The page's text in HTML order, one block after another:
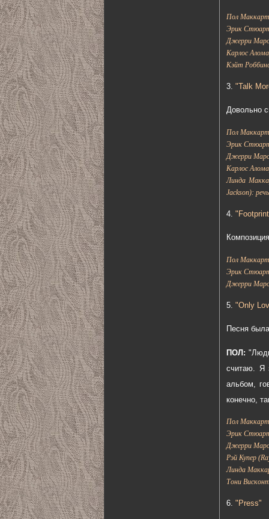
Пол
Эрик
Джерри
Карлос
Кэйт
3. "Talk
Довольно
Пол
Эрик
Джерри
Карлос
Линда
Jackson): речь
4.
Пол
Эрик
Джерри
5. "Only
Песня
ПОЛ:
считаю. Я
альбом,
конечно,
Пол
Эрик
Джерри
Рэй Купер
Линда
Тони
6. "Press"